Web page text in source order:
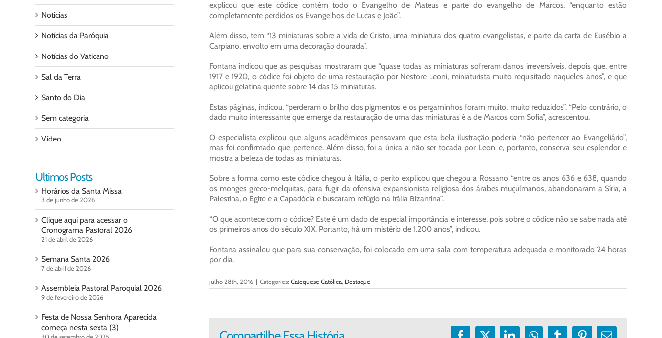
explicou que este códice contém todo o Evangelho de Mateus e parte do evangelho de Marcos, “enquanto estão
completamente perdidos os Evangelhos de Lucas e João”.
Além disso, tem “13 miniaturas sobre a vida de Cristo, uma miniatura dos quatro evangelistas, e parte da carta de Eusébio a
Carpiano, envolto em uma decoração dourada”.
Fontana indicou que as pesquisas mostraram que “quase todas as miniaturas sofreram danos irreversíveis, depois que, entre
1917 e 1920, o códice foi objeto de uma restauração por Nestore Leoni, miniaturista muito requisitado naqueles anos”, e que
aplicou gelatina quente sobre 14 das 15 miniaturas.
Estas páginas, indicou, “perderam o brilho dos pigmentos e os pergaminhos foram muito, muito reduzidos”. “Pelo contrário, o
dado muito interessante que emerge da restauração de uma das miniaturas é a de Marcos com Sofia”, acrescentou.
O especialista explicou que alguns acadêmicos pensavam que esta bela ilustração poderia “não pertencer ao Evangeliário”,
mas foi confirmado que pertence. Além disso, foi a única a não ser tocada por Leoni e, portanto, conserva seu esplendor e
mostra a beleza de todas as miniaturas.
Sobre a forma como este códice chegou à Itália, o perito explicou que chegou a Rossano “entre os anos 636 e 638, quando
os monges greco-melquitas, para fugir da ofensiva expansionista religiosa dos árabes muçulmanos, abandonaram a Síria, a
Palestina, o Egito e a Capadócia e buscaram refúgio na Itália Bizantina”.
“O que acontece com o códice? Este é um dado de especial importância e interesse, pois sobre o códice não se sabe nada até
os primeiros anos do século XIX. Portanto, há um mistério de 1.200 anos”, indicou.
Fontana assinalou que para sua conservação, foi colocado em uma sala com temperatura adequada e monitorado 24 horas
por dia.
julho 28th, 2016 | Categories: Catequese Católica, Destaque
Notícias
Notícias da Paróquia
Notícias do Vaticano
Sal da Terra
Santo do Dia
Sem categoria
Vídeo
Ultimos Posts
Horários da Santa Missa
3 de junho de 2026
Clique aqui para acessar o
Cronograma Pastoral 2026
21 de abril de 2026
Semana Santa 2026
7 de abril de 2026
Assembleia Pastoral Paroquial 2026
9 de fevereiro de 2026
Festa de Nossa Senhora Aparecida
começa nesta sexta (3)